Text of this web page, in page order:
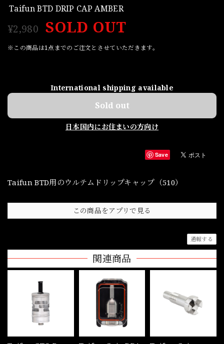
Taifun BTD DRIP CAP AMBER
¥2,980 SOLD OUT
※この商品は1点までのご注文とさせていただきます。
International shipping available
Sold out
日本国内にお住まいの方向け
Save
Taifun BTD用のウルテムドリップキャップ（510）
この商品をアプリで見る
通報する
関連商品